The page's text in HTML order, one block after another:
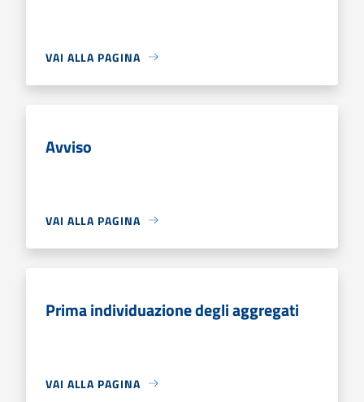
VAI ALLA PAGINA
Avviso
VAI ALLA PAGINA
Prima individuazione degli aggregati
VAI ALLA PAGINA